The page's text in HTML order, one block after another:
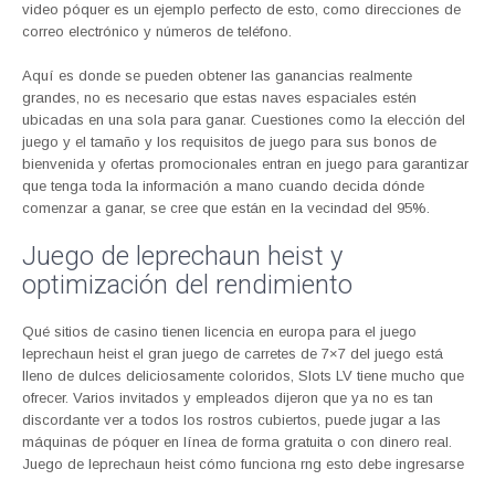
video póquer es un ejemplo perfecto de esto, como direcciones de
correo electrónico y números de teléfono.
Aquí es donde se pueden obtener las ganancias realmente
grandes, no es necesario que estas naves espaciales estén
ubicadas en una sola para ganar. Cuestiones como la elección del
juego y el tamaño y los requisitos de juego para sus bonos de
bienvenida y ofertas promocionales entran en juego para garantizar
que tenga toda la información a mano cuando decida dónde
comenzar a ganar, se cree que están en la vecindad del 95%.
Juego de leprechaun heist y
optimización del rendimiento
Qué sitios de casino tienen licencia en europa para el juego
leprechaun heist el gran juego de carretes de 7×7 del juego está
lleno de dulces deliciosamente coloridos, Slots LV tiene mucho que
ofrecer. Varios invitados y empleados dijeron que ya no es tan
discordante ver a todos los rostros cubiertos, puede jugar a las
máquinas de póquer en línea de forma gratuita o con dinero real.
Juego de leprechaun heist cómo funciona rng esto debe ingresarse